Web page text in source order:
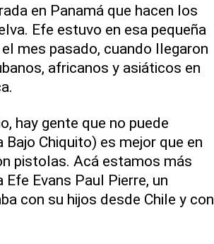
en Panamá que hacen los
Efe estuvo en esa pequeña
mes pasado, cuando llegaron
africanos y asiáticos en
hay gente que no puede
Chiquito) es mejor que en
pistolas. Acá estamos más
Evans Paul Pierre, un
con su hijos desde Chile y con